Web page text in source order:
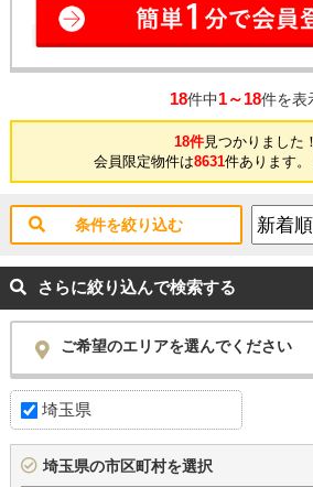
18件中1～18件を表
18件見つかりました！
会員限定物件は8631件あります
条件を絞り込む
さらに絞り込んで検索する
ご希望のエリアを選んでください
埼玉県
埼玉県の市区町村を選択